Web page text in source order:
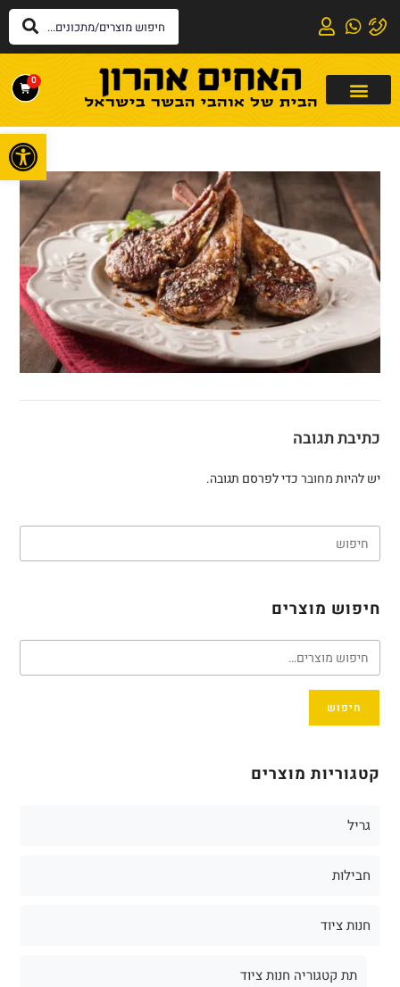
0
כתיבת תגובה
יש להיותמחוברכדי לפרסם תגובה.
חיפוש מוצרים
חיפוש
קטגוריות מוצרים
גריל
חבילות
חנות ציוד
תת קטגוריה חנות ציוד